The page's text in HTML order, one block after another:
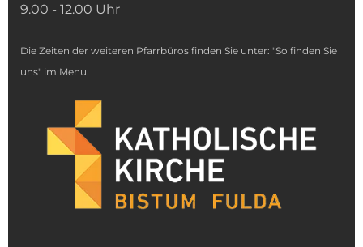
9.00 - 12.00 Uhr
Die Zeiten der weiteren Pfarrbüros finden Sie unter: "So finden Sie
uns" im Menu.